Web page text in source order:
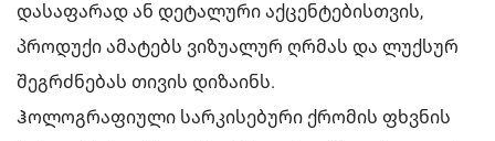
დასაფარად ან დეტალური აქცენტებისთვის,
პროდუქი ამატებს ვიზუალურ ღრმას და ლუქსურ
შეგრძნებას თივის დიზაინს.
Ჰოლოგრაფიული სარკისებური ქრომის ფხვნის